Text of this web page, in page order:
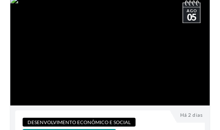
Há 2 dias
AGO
05
DESENVOLVIMENTO ECONÔMICO E SOCIAL